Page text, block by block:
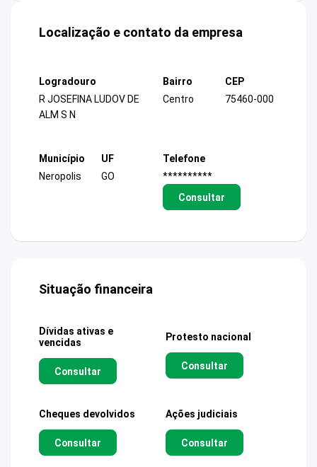
Localização e contato da empresa
Logradouro
R JOSEFINA LUDOV DE
ALM S N
Bairro
Centro
CEP
75460-000
Município
Neropolis
UF
GO
Telefone
**********
Consultar
Situação financeira
Dívidas ativas e
vencidas
Consultar
Protesto nacional
Consultar
Cheques devolvidos
Consultar
Ações judiciais
Consultar